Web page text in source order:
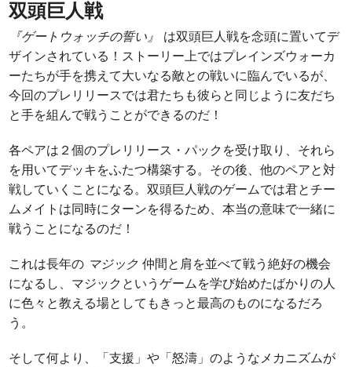
双頭巨人戦
『ゲートウォッチの誓い』
は双頭巨人戦を念頭に置いてデ
ザインされている！ストーリー上ではプレインズウォーカ
ーたちが手を携えて大いなる敵との戦いに臨んでいるが、
今回のプレリリースでは君たちも彼らと同じように友だち
と手を組んで戦うことができるのだ！
各ペアは２個のプレリリース・パックを受け取り、それら
を用いてデッキをふたつ構築する。その後、他のペアと対
戦していくことになる。双頭巨人戦のゲームでは君とチー
ムメイトは同時にターンを得るため、本当の意味で一緒に
戦うことになるのだ！
これは長年の マジック 仲間と肩を並べて戦う絶好の機会
になるし、マジックというゲームを学び始めたばかりの人
に色々と教える場としてもきっと最高のものになるだろ
う。
そして何より、「支援」や「怒濤」のようなメカニズムが